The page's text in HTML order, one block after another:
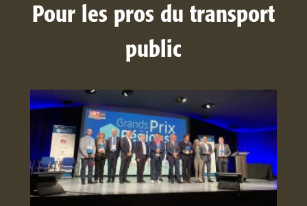
Pour les pros du transport
public